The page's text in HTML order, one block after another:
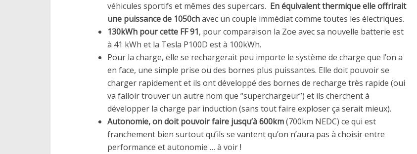
véhicules sportifs et mêmes des supercars. En équivalent thermique elle offrirait
une puissance de 1050chavec un couple immédiat comme toutes les électriques.
130kWh pour cette FF 91, pour comparaison la Zoe avec sa nouvelle batterie est
à 41 kWh et la Tesla P100D est à 100kWh.
Pour la charge, elle se rechargerait peu importe le système de charge que l’on a
en face, une simple prise ou des bornes plus puissantes. Elle doit pouvoir se
charger rapidement et ils ont développé des bornes de recharge très rapide (oui
va falloir trouver un autre nom que “superchargeur”) et ils cherchent à
développer la charge par induction (sans tout faire exploser ça serait mieux).
Autonomie, on doit pouvoir faire jusqu’à 600km(700km NEDC) ce qui est
franchement bien surtout qu’ils se vantent qu’on n’aura pas à choisir entre
performance et autonomie … à voir !